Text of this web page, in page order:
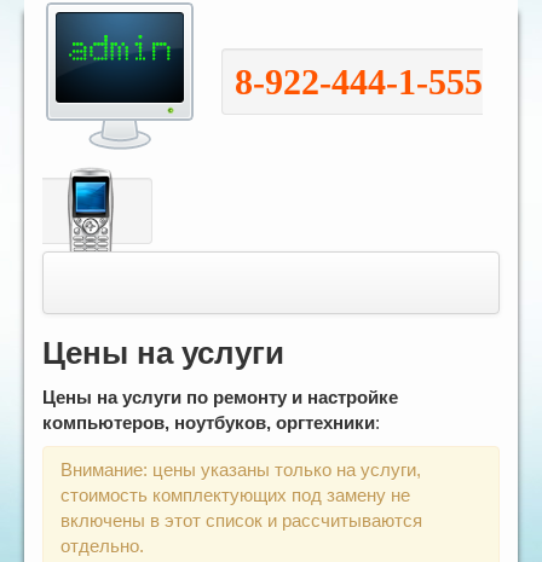
8-922-444-1-555
Цены на услуги
Цены на услуги по ремонту и настройке
компьютеров, ноутбуков, оргтехники:
Внимание: цены указаны только на услуги,
стоимость комплектующих под замену не
включены в этот список и рассчитываются
отдельно.